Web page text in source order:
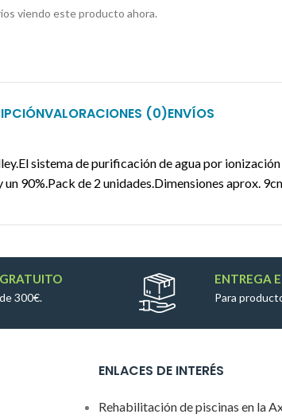
viendo este producto ahora.
VALORACIONES (0)ENVÍOS
sistema de purificación de agua por
90%.Pack de 2 unidades.Dimensiones aprox.
300€.
ENTREGA
Para
ENLACES DE INTERÉS
Rehabilitación de piscinas en la